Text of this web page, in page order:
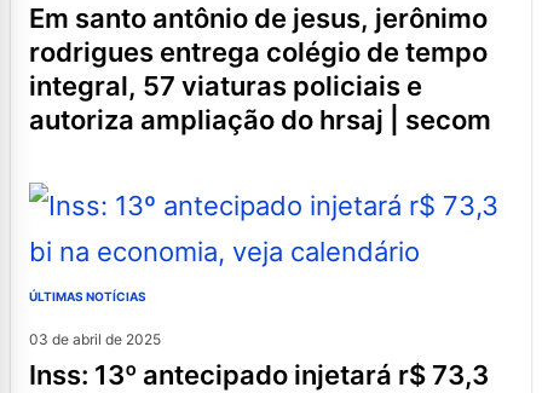
em santo antônio de jesus, jerônimo
rodrigues entrega colégio de tempo
integral, 57 viaturas policiais e
autoriza ampliação do hrsaj | secom
ÚLTIMAS NOTÍCIAS
03 de abril de 2025
inss: 13º antecipado injetará r$ 73,3